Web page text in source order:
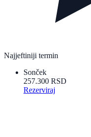
Najjeftiniji termin
Sonček
257.300 RSD
Rezerviraj